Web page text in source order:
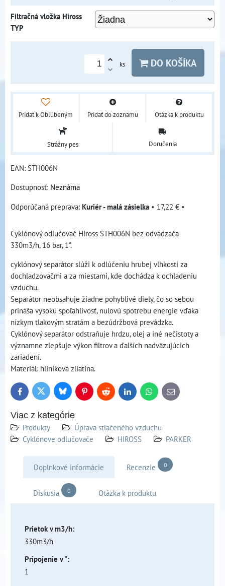
Filtračná vložka Hiross
TYP
ks DO KOŠÍKA
Pridať k Obľúbeným Pridať do zoznamu Otázka k produktu
Strážny pes Doručenia
EAN: STH006N
Dostupnosť: Neznáma
Kuriér - malá zásielka • 17,22 € •
Cyklónový odlučovač Hiross STH006N bez odvádzača
330m3/h, 16 bar, 1".
cyklónový separátor slúži k odlúčeniu hrubej vlhkosti za
dochladzovačmi a za miestami, kde dochádza k ochladeniu
vzduchu.
Separátor neobsahuje žiadne pohyblivé diely, čo so sebou
prináša vysokú spoľahlivosť, nulovú spotrebu energie vďaka
nízkym tlakovým stratám a bezúdržbová prevádzka.
Cyklónový separátor odstraňuje hrdzu, olej a iné nečistoty a
významne zlepšuje výkon filtrov a ďalších nadväzujúcich
zariadení.
Materiál: hliníková zliatina.
FacebookTwitter BlueskyPinterestReddit LinkedInWhatsApp
E-
mail
Viac z kategórie
Produkty
Úprava stlačeného vzduchu
Cyklónove odlučovače
HIROSS PARKER
Doplnkové informácie Recenzie 0
Diskusia 0 Otázka k produktu
Prietok v m3/h:
330m3/h
Pripojenie v ":
1